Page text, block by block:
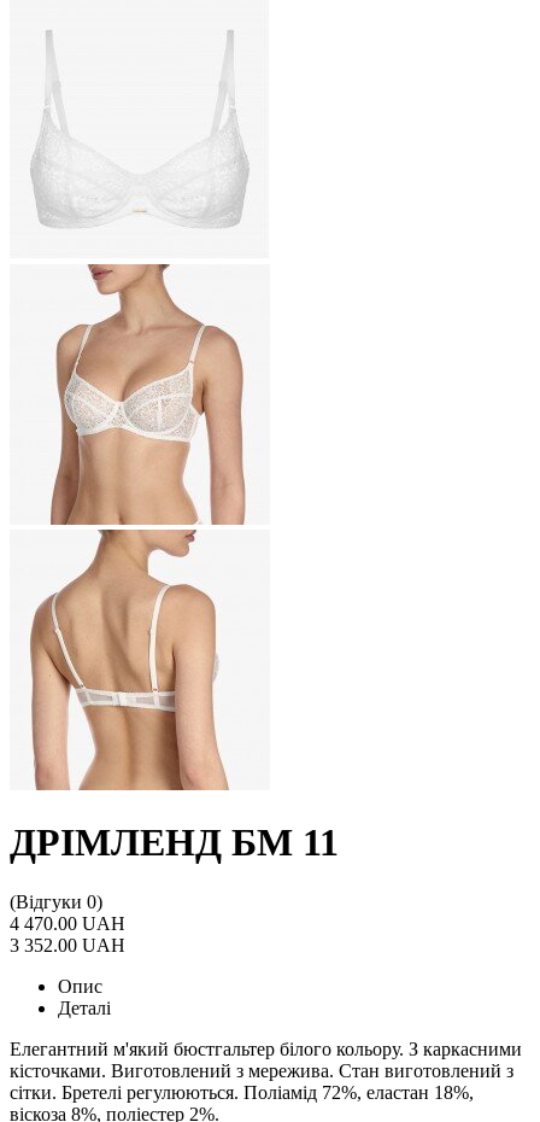
ДРІМЛЕНД БМ 11
(Відгуки 0)
4 470.00 UAH
3 352.00 UAH
Опис
Деталі
Елегантний м'який бюстгальтер білого кольору. З каркасними
кісточками. Виготовлений з мережива. Стан виготовлений з
сітки. Бретелі регулюються. Поліамід 72%, еластан 18%,
віскоза 8%, поліестер 2%.